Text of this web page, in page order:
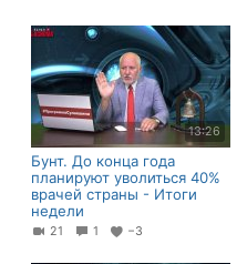
13:26
Бунт. До конца года
планируют уволиться 40%
врачей страны - Итоги
недели
21 1 −3